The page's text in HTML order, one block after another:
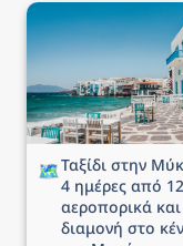
Ταξίδι στην
ημέρες από 122€,
αεροπορικά και
στο κέντρο της
🗺️Ταξίδι στην
4 ημέρες από
αεροπορικά και
διαμονή στο